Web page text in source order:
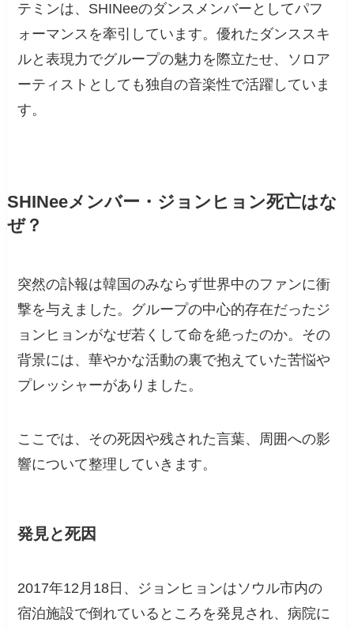
テミンは、SHINeeのダンスメンバーとしてパフ
ォーマンスを牽引しています。優れたダンススキ
ルと表現力でグループの魅力を際立たせ、ソロア
ーティストとしても独自の音楽性で活躍していま
す。
SHINeeメンバー・ジョンヒョン死亡はな
ぜ？
突然の訃報は韓国のみならず世界中のファンに衝
撃を与えました。グループの中心的存在だったジ
ョンヒョンがなぜ若くして命を絶ったのか。その
背景には、華やかな活動の裏で抱えていた苦悩や
プレッシャーがありました。
ここでは、その死因や残された言葉、周囲への影
響について整理していきます。
発見と死因
2017年12月18日、ジョンヒョンはソウル市内の
宿泊施設で倒れているところを発見され、病院に